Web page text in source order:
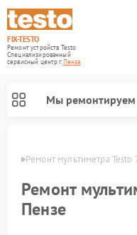
FIX-TESTO
Ремонт устройств Testo
Специализированный
cервисный центр г.Пенза
Мы ремонтируем
Ремонт мультиметра
Ремонт
Пензе